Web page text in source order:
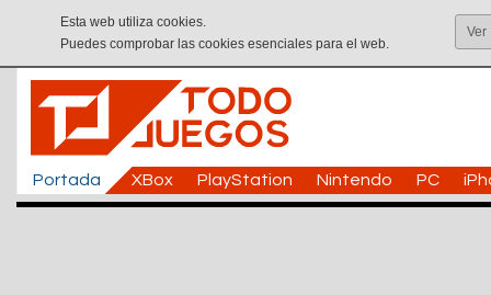
Esta web utiliza cookies.
Puedes comprobar las cookies esenciales para el web.
Ver
Portada XBox PlayStation Nintendo PC